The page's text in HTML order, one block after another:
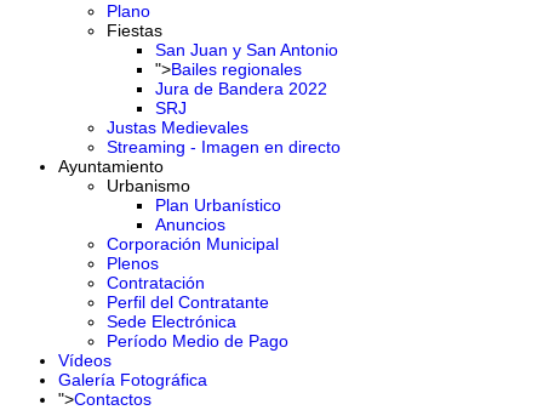
Plano
Fiestas
San Juan y San Antonio
">Bailes regionales
Jura de Bandera 2022
SRJ
Justas Medievales
Streaming - Imagen en directo
Ayuntamiento
Urbanismo
Plan Urbanístico
Anuncios
Corporación Municipal
Plenos
Contratación
Perfil del Contratante
Sede Electrónica
Período Medio de Pago
Vídeos
Galería Fotográfica
">Contactos